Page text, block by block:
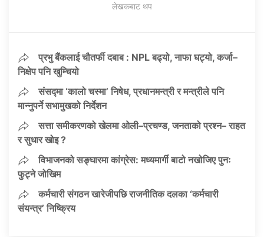
लेखकबाट थप
प्रभु बैंकलाई चौतर्फी दबाब : NPL बढ्यो, नाफा घट्यो, कर्जा–
निक्षेप पनि खुम्चियो
संसद्मा ‘कालो चस्मा’ निषेध, प्रधानमन्त्री र मन्त्रीले पनि
मान्नुपर्ने सभामुखको निर्देशन
सत्ता समीकरणको खेलमा ओली–प्रचण्ड, जनताको प्रश्न– राहत
र सुधार खोइ ?
विभाजनको सङ्घारमा कांग्रेस: मध्यमार्गी बाटो नखोजिए पुनः
फुट्ने जोखिम
कर्मचारी संगठन खारेजीपछि राजनीतिक दलका ‘कर्मचारी
संयन्त्र’ निष्क्रिय